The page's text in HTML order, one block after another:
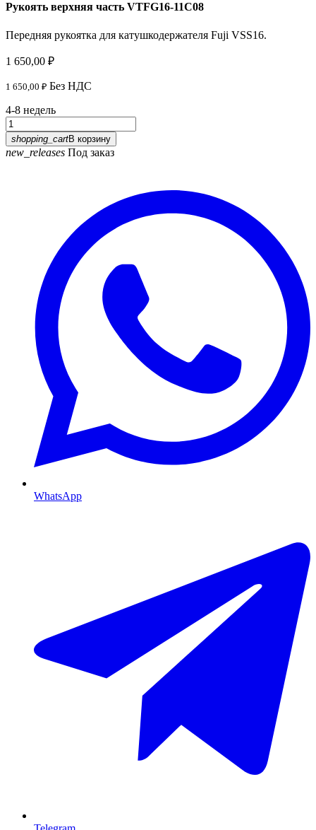
Рукоять верхняя часть VTFG16-11C08
Передняя рукоятка для катушкодержателя Fuji VSS16.
1 650,00 ₽
1 650,00 ₽ Без НДС
4-8 недель
shopping_cartВ корзину
new_releases Под заказ
WhatsApp